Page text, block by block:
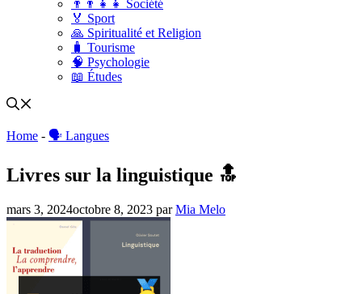
👨‍👨‍👧‍👧 Société
🏅 Sport
🙏 Spiritualité et Religion
🧳 Tourisme
🧠 Psychologie
📖 Études
Home - 🗣 Langues
Livres sur la linguistique 🔝
mars 3, 2024octobre 8, 2023 parMia Melo